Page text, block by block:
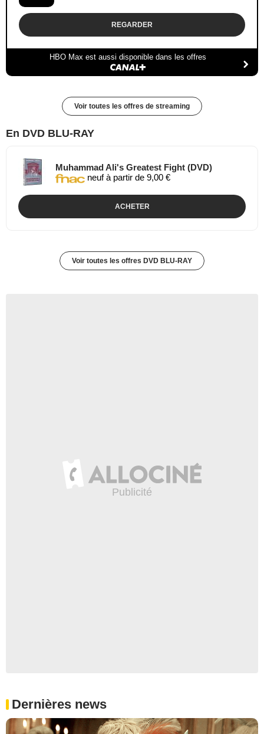
REGARDER
HBO Max est aussi disponible dans les offres
Voir toutes les offres de streaming
En DVD BLU-RAY
Muhammad Ali's Greatest Fight (DVD)
neuf à partir de 9,00 €
ACHETER
Voir toutes les offres DVD BLU-RAY
Dernières news